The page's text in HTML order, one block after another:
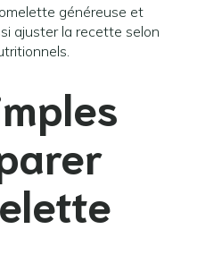
généreuse et
ajuster la recette selon